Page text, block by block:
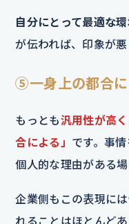
自分にとって最適な
が伝われば、印象が
⑤一身上の都合に
もっとも汎用性が高
合による」 です。事
個人的な理由がある場
企業側もこの表現に
れることはほとんどあ